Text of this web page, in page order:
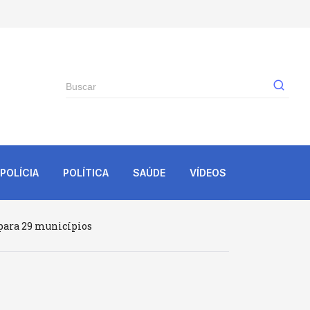
POLÍCIA POLÍTICA SAÚDE VÍDEOS
29 municípios